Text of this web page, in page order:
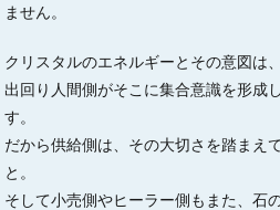
ません。
クリスタルのエネルギーとその意図は
出回り人間側がそこに集合意識を形成
す。
だから供給側は、その大切さを踏まえ
と。
そして小売側やヒーラー側もまた、石